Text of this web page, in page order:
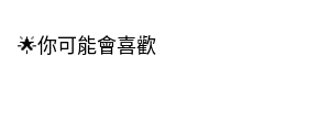
🌟你可能會喜歡